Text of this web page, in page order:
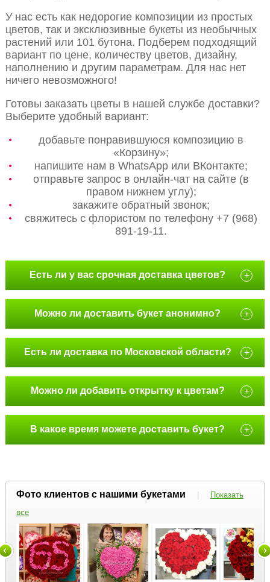
У нас есть как недорогие композиции из простых
цветов, так и эксклюзивные букеты из необычных
растений или 101 бутона. Подберем подходящий
вариант по цене, количеству цветов, дизайну,
наполнению и другим параметрам. Для нас нет
ничего невозможного!
Готовы заказать цветы в нашей службе доставки?
Выберите удобный вариант:
добавьте понравившуюся композицию в
«Корзину»;
напишите нам в WhatsApp или ВКонтакте;
отправьте запрос в онлайн-чат на сайте (в
правом нижнем углу);
закажите обратный звонок;
свяжитесь с флористом по телефону +7 (968)
891-19-11.
Есть ли у вас срочная доставка цветов? +
Можно ли доставить букет анонимно? +
Есть ли доставка по Московской области? +
Можно ли добавить открытку к цветам? +
В какое время можете доставить букет? +
Фото клиентов с нашими букетами |
Показать
все